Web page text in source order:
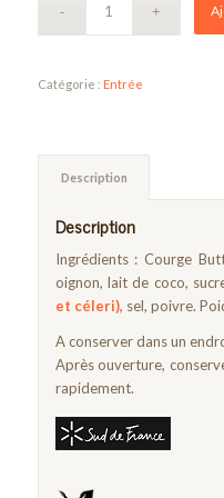
Catégorie : Entrée
Description
Description
Ingrédients : Courge
oignon, lait de coco,
et céleri), sel, poivre.
A conserver dans un
Après ouverture,
rapidement.